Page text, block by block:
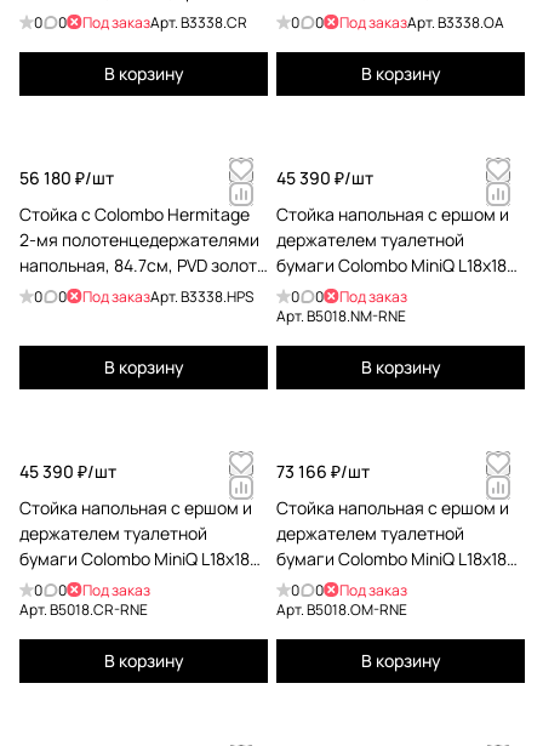
B3338.CR
0 0 Под заказАрт.B3338.CR
В корзину
бронза B3338.OA
0 0 Под заказАрт.B3338.OA
В корзину
56 180 ₽/шт
Стойка с Colombo Hermitage
2-мя полотенцедержателями
напольная, 84.7см, PVD золото
B3338.HPS
0 0 Под заказАрт.B3338.HPS
В корзину
45 390 ₽/шт
Стойка напольная с ершом и
держателем туалетной
бумаги Colombo MiniQ L18x18
H67,5см чёрный матовый
B5018.NM-RNE
0 0
Под заказ
Арт.B5018.NM-RNE
В корзину
45 390 ₽/шт
Стойка напольная с ершом и
держателем туалетной
бумаги Colombo MiniQ L18x18
H67,5см хром B5018.CR-RNE
0 0
Под заказ
Арт.B5018.CR-RNE
В корзину
73 166 ₽/шт
Стойка напольная с ершом и
держателем туалетной
бумаги Colombo MiniQ L18x18
H67,5см золото матовое
B5018.OM-RNE
0 0
Под заказ
Арт.B5018.OM-RNE
В корзину